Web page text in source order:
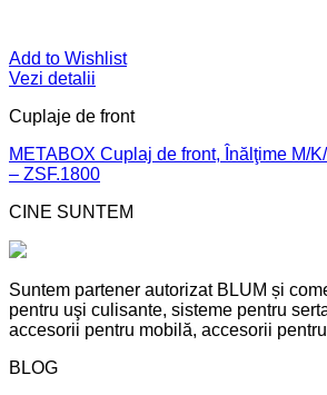
Add to Wishlist
Vezi detalii
Cuplaje de front
METABOX Cuplaj de front, Înălţime M/
– ZSF.1800
CINE SUNTEM
Suntem partener autorizat BLUM și
pentru uşi culisante, sisteme pentru
accesorii pentru mobilă, accesorii
BLOG